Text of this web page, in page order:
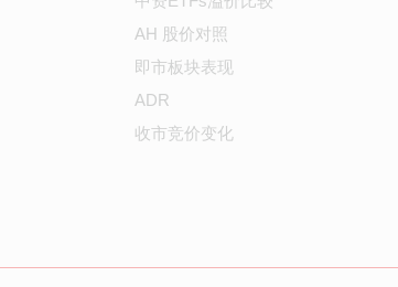
AH 股价对照
即市板块表现
ADR
收市竞价变化